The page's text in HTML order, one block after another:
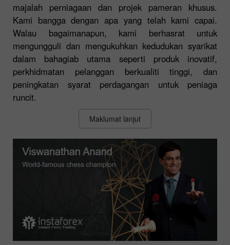
majalah perniagaan dan projek pameran khusus.
Kami bangga dengan apa yang telah kami capai.
Walau bagaimanapun, kami berhasrat untuk
mengungguli dan mengukuhkan kedudukan syarikat
dalam bahagiab utama seperti produk inovatif,
perkhidmatan pelanggan berkualiti tinggi, dan
peningkatan syarat perdagangan untuk peniaga
runcit.
Maklumat lanjut